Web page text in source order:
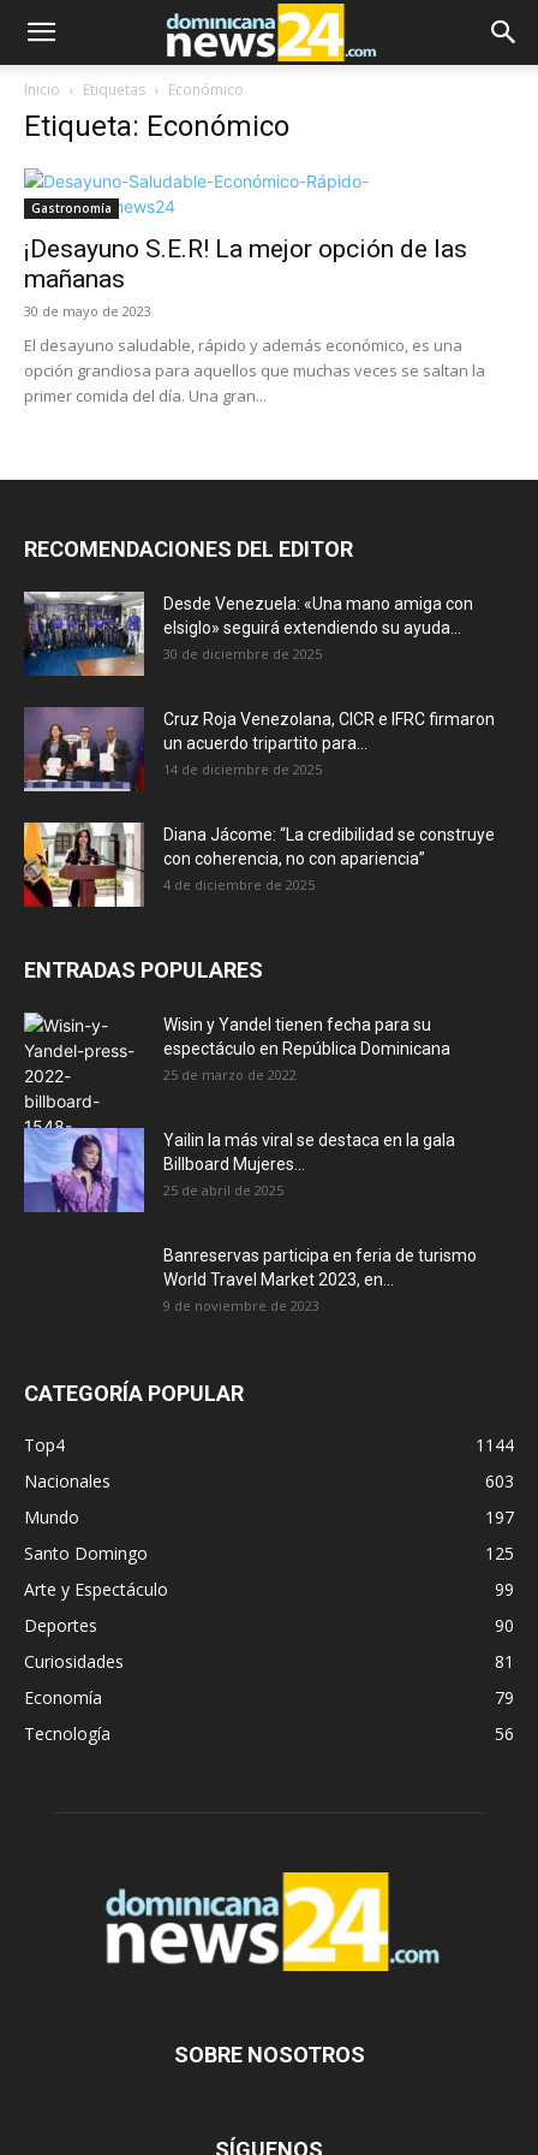
Inicio Etiquetas Económico
Etiqueta: Económico
Gastronomía
¡Desayuno S.E.R! La mejor opción de las
mañanas
30 de mayo de 2023
El desayuno saludable, rápido y además económico, es una
opción grandiosa para aquellos que muchas veces se saltan la
primer comida del día. Una gran...
RECOMENDACIONES DEL EDITOR
Desde Venezuela: «Una mano amiga con
elsiglo» seguirá extendiendo su ayuda...
30 de diciembre de 2025
Cruz Roja Venezolana, CICR e IFRC firmaron
un acuerdo tripartito para...
14 de diciembre de 2025
Diana Jácome: “La credibilidad se construye
con coherencia, no con apariencia”
4 de diciembre de 2025
ENTRADAS POPULARES
Wisin y Yandel tienen fecha para su
espectáculo en República Dominicana
25 de marzo de 2022
Yailin la más viral se destaca en la gala
Billboard Mujeres...
25 de abril de 2025
Banreservas participa en feria de turismo
World Travel Market 2023, en...
9 de noviembre de 2023
CATEGORÍA POPULAR
Top4
1144
Nacionales
603
Mundo
197
Santo Domingo
125
Arte y Espectáculo
99
Deportes
90
Curiosidades
81
Economía
79
Tecnología
56
SOBRE NOSOTROS
SÍGUENOS